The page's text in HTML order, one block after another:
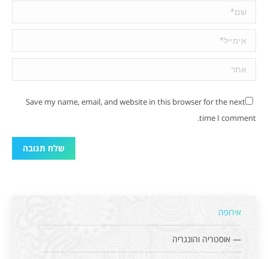
שם *
אימייל *
אתר
Save my name, email, and website in this browser for the next
time I comment.
שלח תגובה
אירופה
— אוסטריה והונגריה